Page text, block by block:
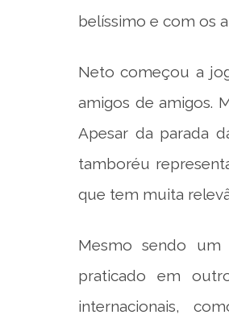
belíssimo e com os
Neto começou a
amigos de amigos.
Apesar da parada
tamboréu
que tem muita
Mesmo sendo
praticado em
internacionais,